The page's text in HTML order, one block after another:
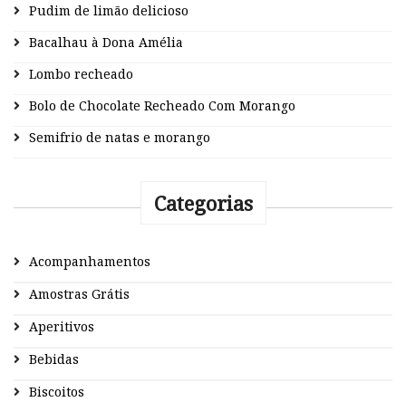
Pudim de limão delicioso
Bacalhau à Dona Amélia
Lombo recheado
Bolo de Chocolate Recheado Com Morango
Semifrio de natas e morango
Categorias
Acompanhamentos
Amostras Grátis
Aperitivos
Bebidas
Biscoitos